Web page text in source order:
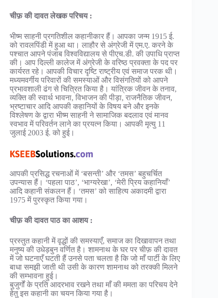
चीफ़ की दावत लेखक परिचय :
भीष्म साहनी प्रगतिशील कहानीकार हैं। आपका जन्म 1915 ई.
को रावलपिंडी में हुआ था। लाहौर से अंग्रेजी में एम.ए. करने के
पश्चात आपने पंजाब विश्वविद्यालय से पीएच.डी. की उपाधि प्राप्त
की। आप दिल्ली कालेज में अंग्रेजी के वरिष्ठ प्रवक्ता के पद पर
कार्यरत रहे। आपकी विचार दृष्टि राष्ट्रीय एवं समाज परक थी।
मध्यमवर्गीय परिवारों की समस्याओं और विसंगतियों को आपने
प्रभावशाली ढंग से चित्रित किया है। यांत्रिक जीवन के तनाव,
व्यक्ति की स्वार्थ भावना, विभाजन की पीड़ा, राजनैतिक जीवन,
भ्रष्टाचार आदि आपकी कहानियों के विषय बने और इनके
विश्लेषण के द्वारा भीष्म साहनी ने सामाजिक बदलाव एवं मानव
स्वभाव में परिवर्तन लाने का प्रयत्न किया। आपकी मृत्यु 11
जुलाई 2003 ई. को हुई।
आपकी प्रसिद्ध रचनाओं में ‘बसन्ती’ और ‘तमस’ बहुचर्चित
उपन्यास हैं। ‘पहला पाठ’, ‘भाग्यरेखा’, ‘मेरी प्रिय कहानियाँ’
आदि कहानी संकलन हैं। ‘तमस’ को साहित्य अकादमी द्वारा
1975 में पुरस्कृत किया गया।
चीफ़ की दावत पाठ का आशय :
प्रस्तुत कहानी में वृद्धों की समस्याएँ, समाज का दिखावापन तथा
मनुष्य की उधेड़बुन वर्णित है। शामनाथ के घर पर चीफ़ की दावत
में जो घटनाएँ घटती हैं उनसे पता चलता है कि जो माँ पार्टी के लिए
बाधा समझी जाती थी उसी के कारण शामनाथ को तरक्की मिलने
की सम्भावना हुई।
बुजुर्गों के प्रति आदरभाव रखने तथा माँ की ममता का परिचय देने
हेतु इस कहानी का चयन किया गया है।